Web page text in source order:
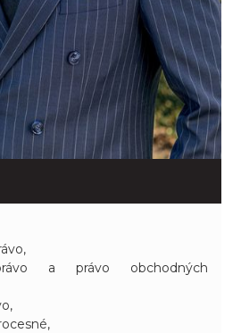
a právo obchodných